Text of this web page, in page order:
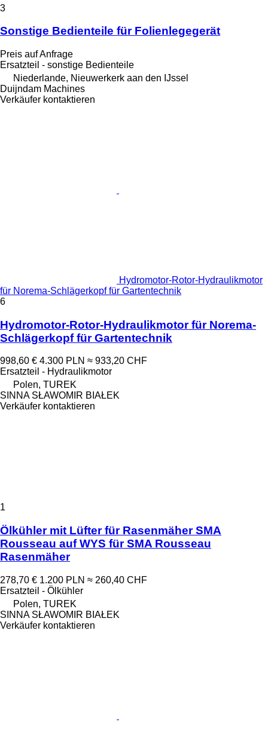
3
Sonstige Bedienteile für Folienlegegerät
Preis auf Anfrage
Ersatzteil - sonstige Bedienteile
Niederlande, Nieuwerkerk aan den IJssel
Duijndam Machines
Verkäufer kontaktieren
Hydromotor-Rotor-Hydraulikmotor
für Norema-Schlägerkopf für Gartentechnik
6
Hydromotor-Rotor-Hydraulikmotor für Norema-
Schlägerkopf für Gartentechnik
998,60 € 4.300 PLN ≈ 933,20 CHF
Ersatzteil - Hydraulikmotor
Polen, TUREK
SINNA SŁAWOMIR BIAŁEK
Verkäufer kontaktieren
1
Ölkühler mit Lüfter für Rasenmäher SMA
Rousseau auf WYS für SMA Rousseau
Rasenmäher
278,70 € 1.200 PLN ≈ 260,40 CHF
Ersatzteil - Ölkühler
Polen, TUREK
SINNA SŁAWOMIR BIAŁEK
Verkäufer kontaktieren